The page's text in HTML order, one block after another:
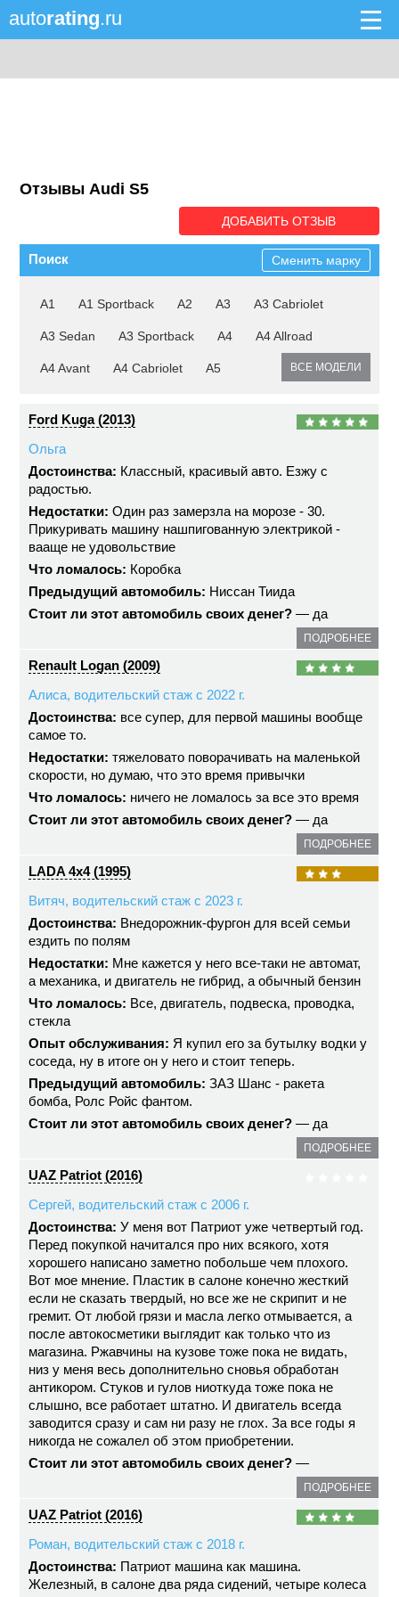
autorating.ru
Отзывы Audi S5
ДОБАВИТЬ ОТЗЫВ
Поиск Сменить марку
A1 A1 Sportback A2 A3 A3 Cabriolet
A3 Sedan A3 Sportback A4 A4 Allroad
A4 Avant A4 Cabriolet A5 ВСЕ МОДЕЛИ
Ford Kuga (2013)
Ольга
Достоинства: Классный, красивый авто. Езжу с
радостью.
Недостатки: Один раз замерзла на морозе - 30.
Прикуривать машину нашпигованную электрикой -
вааще не удовольствие
Что ломалось: Коробка
Предыдущий автомобиль: Ниссан Тиида
Стоит ли этот автомобиль своих денег? — да
ПОДРОБНЕЕ
Renault Logan (2009)
Алиса, водительский стаж с 2022 г.
Достоинства: все супер, для первой машины вообще
самое то.
Недостатки: тяжеловато поворачивать на маленькой
скорости, но думаю, что это время привычки
Что ломалось: ничего не ломалось за все это время
Стоит ли этот автомобиль своих денег? — да
ПОДРОБНЕЕ
LADA 4x4 (1995)
Витяч, водительский стаж с 2023 г.
Достоинства: Внедорожник-фургон для всей семьи
ездить по полям
Недостатки: Мне кажется у него все-таки не автомат,
а механика, и двигатель не гибрид, а обычный бензин
Что ломалось: Все, двигатель, подвеска, проводка,
стекла
Опыт обслуживания: Я купил его за бутылку водки у
соседа, ну в итоге он у него и стоит теперь.
Предыдущий автомобиль: ЗАЗ Шанс - ракета
бомба, Ролс Ройс фантом.
Стоит ли этот автомобиль своих денег? — да
ПОДРОБНЕЕ
UAZ Patriot (2016)
Сергей, водительский стаж с 2006 г.
Достоинства: У меня вот Патриот уже четвертый год.
Перед покупкой начитался про них всякого, хотя
хорошего написано заметно побольше чем плохого.
Вот мое мнение. Пластик в салоне конечно жесткий
если не сказать твердый, но все же не скрипит и не
гремит. От любой грязи и масла легко отмывается, а
после автокосметики выглядит как только что из
магазина. Ржавчины на кузове тоже пока не видать,
низ у меня весь дополнительно сновья обработан
антикором. Стуков и гулов ниоткуда тоже пока не
слышно, все работает штатно. И двигатель всегда
заводится сразу и сам ни разу не глох. За все годы я
никогда не сожалел об этом приобретении.
Стоит ли этот автомобиль своих денег? —
ПОДРОБНЕЕ
UAZ Patriot (2016)
Роман, водительский стаж с 2018 г.
Достоинства: Патриот машина как машина.
Железный, в салоне два ряда сидений, четыре колеса